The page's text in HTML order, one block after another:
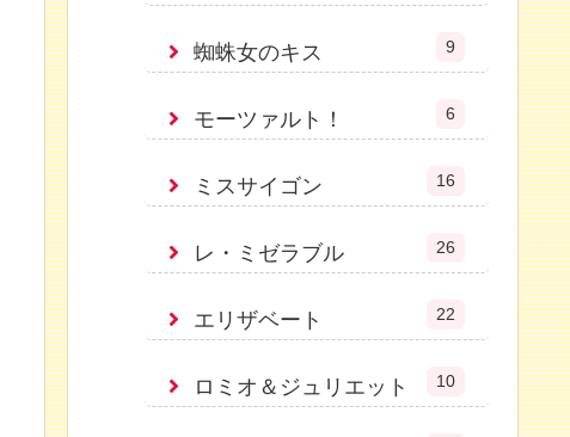
蜘蛛女のキス 9
モーツァルト！ 6
ミスサイゴン 16
レ・ミゼラブル 26
エリザベート 22
ロミオ＆ジュリエット 10